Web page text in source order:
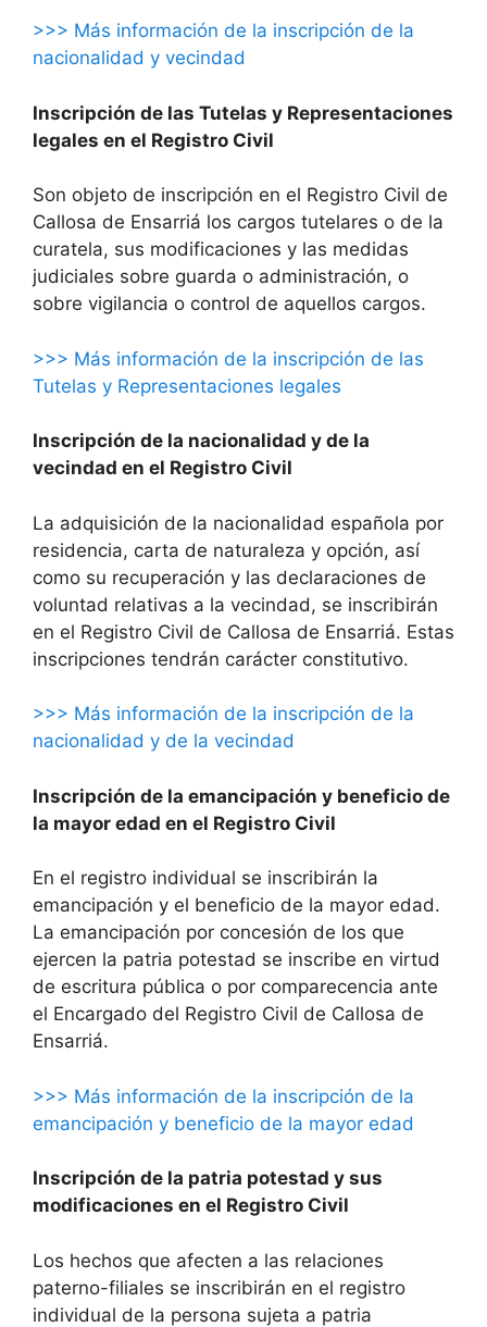
>>> Más información de la inscripción de la
nacionalidad y vecindad
Inscripción de las Tutelas y Representaciones
legales en el Registro Civil
Son objeto de inscripción en el Registro Civil de
Callosa de Ensarriá los cargos tutelares o de la
curatela, sus modificaciones y las medidas
judiciales sobre guarda o administración, o
sobre vigilancia o control de aquellos cargos.
>>> Más información de la inscripción de las
Tutelas y Representaciones legales
Inscripción de la nacionalidad y de la
vecindad en el Registro Civil
La adquisición de la nacionalidad española por
residencia, carta de naturaleza y opción, así
como su recuperación y las declaraciones de
voluntad relativas a la vecindad, se inscribirán
en el Registro Civil de Callosa de Ensarriá. Estas
inscripciones tendrán carácter constitutivo.
>>> Más información de la inscripción de la
nacionalidad y de la vecindad
Inscripción de la emancipación y beneficio de
la mayor edad en el Registro Civil
En el registro individual se inscribirán la
emancipación y el beneficio de la mayor edad.
La emancipación por concesión de los que
ejercen la patria potestad se inscribe en virtud
de escritura pública o por comparecencia ante
el Encargado del Registro Civil de Callosa de
Ensarriá.
>>> Más información de la inscripción de la
emancipación y beneficio de la mayor edad
Inscripción de la patria potestad y sus
modificaciones en el Registro Civil
Los hechos que afecten a las relaciones
paterno-filiales se inscribirán en el registro
individual de la persona sujeta a patria